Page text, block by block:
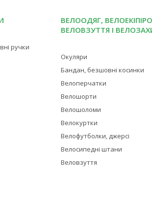
ручки
ВЕЛООДЯГ,
ВЕЛОВЗУТТЯ І
Окуляри
Бандан, безшовні косинки
Велоперчатки
Велошорти
Велошоломи
Велокуртки
Велофутболки, джерсі
Велосипедні штани
Веловзуття